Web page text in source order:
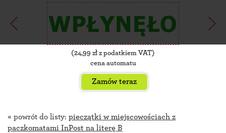
(24,99 zł z podatkiem VAT)
cena automatu
Zamów teraz
« powrót do listy: pieczątki w miejscowościach z
paczkomatami InPost na literę B